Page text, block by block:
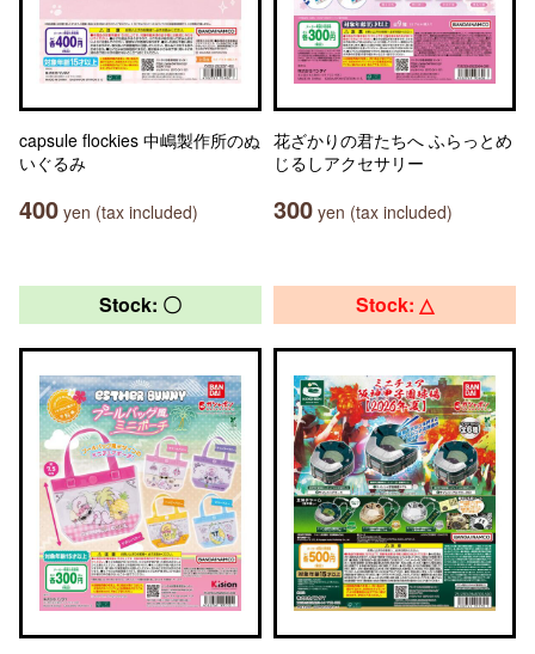
capsule flockies 中嶋製作所のぬ
いぐるみ
400 yen (tax included)
花ざかりの君たちへ ふらっとめ
じるしアクセサリー
300 yen (tax included)
Stock: 〇 Stock: △